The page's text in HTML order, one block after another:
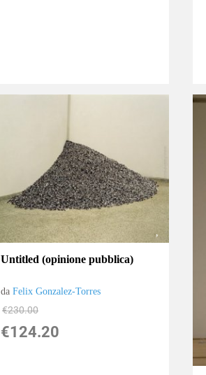
Untitled (opinione pubblica)
daFelix Gonzalez-Torres
€230.00
€124.20